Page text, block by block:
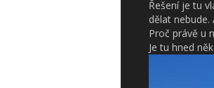
Řešení je tu
dělat nebude.
Proč právě u
Je tu hned